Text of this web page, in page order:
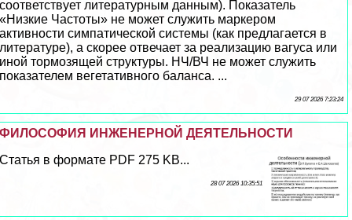
соответствует литературным данным). Показатель
«Низкие Частоты» не может служить маркером
активности симпатической системы (как предлагается в
литературе), а скорее отвечает за реализацию вагуса или
иной тормозящей структуры. НЧ/ВЧ не может служить
показателем вегетативного баланса. ...
29 07 2026 7:23:24
ФИЛОСОФИЯ ИНЖЕНЕРНОЙ ДЕЯТЕЛЬНОСТИ
Статья в формате PDF 275 KB...
28 07 2026 10:35:51